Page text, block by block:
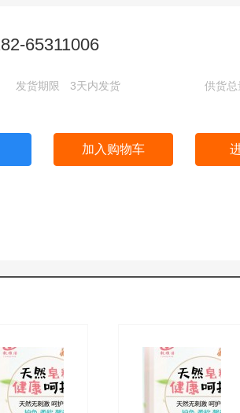
65311006
发货期限 3天内发货 供货总
加入购物车